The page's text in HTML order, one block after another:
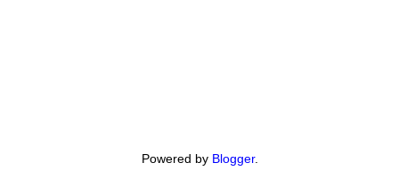
Powered by Blogger.